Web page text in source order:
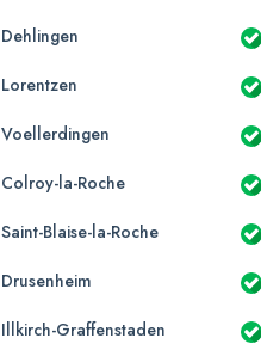
Dehlingen
Lorentzen
Voellerdingen
Colroy-la-Roche
Saint-Blaise-la-Roche
Drusenheim
Illkirch-Graffenstaden